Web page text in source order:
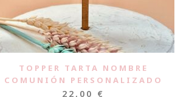
TOPPER TARTA NOMBRE
COMUNIÓN PERSONALIZADO
22,00 €